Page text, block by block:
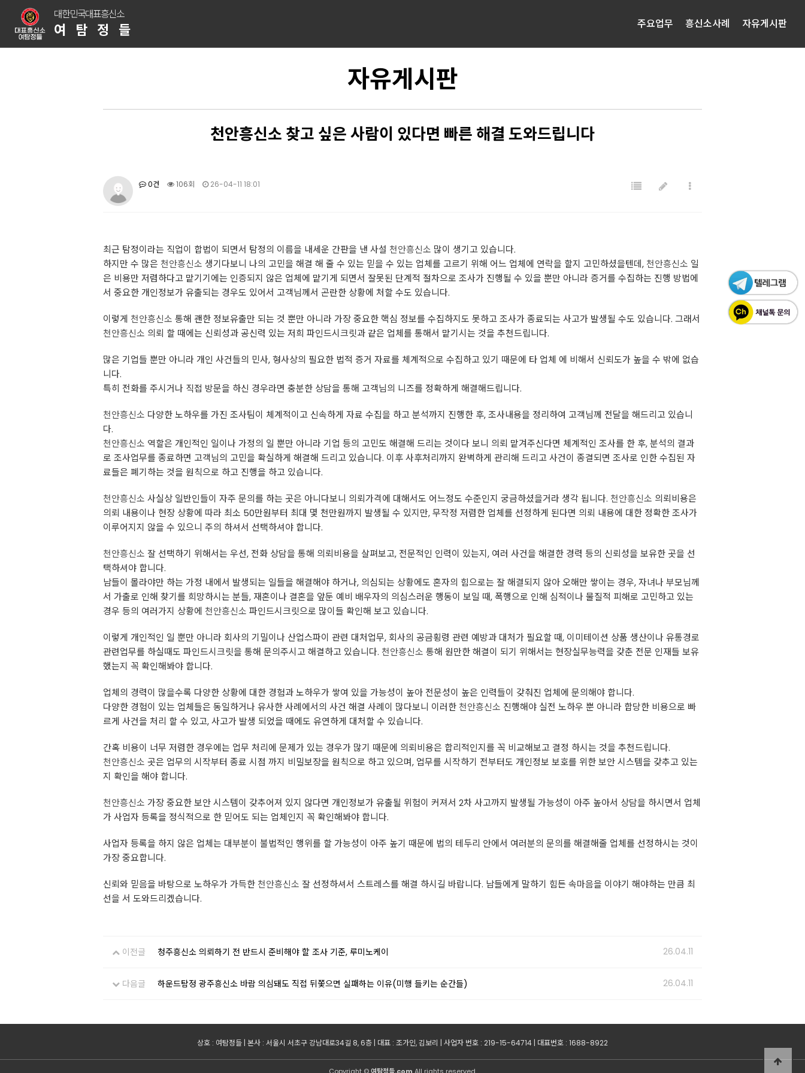
대한민국대표흥신소
여탐정들 주요업무 흥신소사례 자유게시판
자유게시판
천안흥신소 찾고 싶은 사람이 있다면 빠른 해결 도와드립니다
0건 106회 26-04-11 18:01
최근 탐정이라는 직업이 합법이 되면서 탐정의 이름을 내세운 간판을 낸 사설 천안흥신소 많이 생기고 있습니다.
하지만 수 많은 천안흥신소 생기다보니 나의 고민을 해결 해 줄 수 있는 믿을 수 있는 업체를 고르기 위해 어느 업체에 연락을 할지 고민하셨을텐데, 천안흥신소 일
은 비용만 저렴하다고 맡기기에는 인증되지 않은 업체에 맡기게 되면서 잘못된 단계적 절차으로 조사가 진행될 수 있을 뿐만 아니라 증거를 수집하는 진행 방법에
서 중요한 개인정보가 유출되는 경우도 있어서 고객님께서 곤란한 상황에 처할 수도 있습니다.
이렇게 천안흥신소 통해 괜한 정보유출만 되는 것 뿐만 아니라 가장 중요한 핵심 정보를 수집하지도 못하고 조사가 종료되는 사고가 발생될 수도 있습니다. ​그래서
천안흥신소 의뢰 할 때에는 신뢰성과 공신력 있는 저희 파인드시크릿과 같은 업체를 통해서 맡기시는 것을 추천드립니다.
많은 ​기업들 뿐만 아니라 개인 사건들의 민사, 형사상의 필요한 법적 증거 자료를 체계적으로 수집하고 있기 때문에 타 업체 에 비해서 신뢰도가 높을 수 밖에 없습
니다.
특히 전화를 주시거나 직접 방문을 하신 경우라면 충분한 상담을 통해 고객님의 니즈를 정확하게 해결해드립니다.
천안흥신소 다양한 노하우를 가진 조사팀이 체계적이고 신속하게 자료 수집을 하고 분석까지 진행한 후, 조사내용을 정리하여 고객님께 전달을 해드리고 있습니
다.
천안흥신소 역할은 개인적인 일이나 가정의 일 뿐만 아니라 기업 등의 고민도 해결해 드리는 것이다 보니 의뢰 맡겨주신다면 체계적인 조사를 한 후, 분석의 결과
로 조사업무를 종료하면 고객님의 고민을 확실하게 해결해 드리고 있습니다. 이후 사후처리까지 완벽하게 관리해 드리고 사건이 종결되면 조사로 인한 수집된 자
료들은 폐기하는 것을 원칙으로 하고 진행을 하고 있습니다.
천안흥신소 사실상 일반인들이 자주 문의를 하는 곳은 아니다보니 의뢰가격에 대해서도 어느정도 수준인지 궁금하셨을거라 생각 됩니다. 천안흥신소 의뢰비용은
의뢰 내용이나 현장 상황에 따라 최소 50만원부터 최대 몇 천만원까지 발생될 수 있지만, 무작정 저렴한 업체를 선정하게 된다면 의뢰 내용에 대한 정확한 조사가
이루어지지 않을 수 있으니 주의 하셔서 선택하셔야 합니다.
천안흥신소 잘 선택하기 위해서는 우선, 전화 상담을 통해 의뢰비용을 살펴보고, 전문적인 인력이 있는지, 여러 사건을 해결한 경력 등의 신뢰성을 보유한 곳을 선
택하셔야 합니다.
남들이 몰라야만 하는 ​가정 내에서 발생되는 일들을 해결해야 하거나, 의심되는 상황에도 혼자의 힘으로는 잘 해결되지 않아 오해만 쌓이는 경우, 자녀나 부모님께
서 가출로 인해 찾기를 희망하시는 분들, ​재혼이나 결혼을 앞둔 예비 배우자의 의심스러운 행동이 보일 때, 폭행으로 인해 심적이나 물질적 피해로 고민하고 있는
경우 등의 여러가지 상황에 천안흥신소 파인드시크릿으로 많이들 확인해 보고 있습니다.
이렇게 개인적인 일 뿐만 아니라 ​회사의 기밀이나 산업스파이 관련 대처업무, 회사의 공금횡령 관련 예방과 대처가 필요할 때, 이미테이션 상품 생산이나 유통경로
관련업무를 하실때도 파인드시크릿을 통해 문의주시고 해결하고 있습니다. 천안흥신소 통해 원만한 해결이 되기 위해서는 현장실무능력을 갖춘 전문 인재들 보유
했는지 꼭 확인해봐야 합니다.
업체의 경력이 많을수록 다양한 상황에 대한 경험과 노하우가 쌓여 있을 가능성이 높아 전문성이 높은 인력들이 갖춰진 업체에 문의해야 합니다.
​다양한 경험이 있는 업체들은 동일하거나 유사한 사례에서의 사건 해결 사례이 많다보니 이러한 천안흥신소 진행해야 실전 노하우 뿐 아니라 합당한 비용으로 빠
르게 사건을 처리 할 수 있고, 사고가 발생 되었을 때에도 유연하게 대처할 수 있습니다.
간혹 비용이 너무 저렴한 경우에는 업무 처리에 문제가 있는 경우가 많기 때문에 의뢰비용은 합리적인지를 꼭 비교해보고 결정 하시는 것을 추천드립니다.
천안흥신소 곳은 업무의 시작부터 종료 시점 까지 비밀보장을 원칙으로 하고 있으며, 업무를 시작하기 전부터도 개인정보 보호를 위한 보안 시스템을 갖추고 있는
지 확인을 해야 합니다.
천안흥신소 가장 중요한 보안 시스템이 갖추어져 있지 않다면 개인정보가 유출될 위험이 커져서 2차 사고까지 발생될 가능성이 아주 높아서 상담을 하시면서 업체
가 사업자 등록을 정식적으로 한 믿어도 되는 업체인지 꼭 확인해봐야 합니다.
사업자 등록을 하지 않은 업체는 대부분이 불법적인 행위를 할 가능성이 아주 높기 때문에 법의 테두리 안에서 여러분의 문의를 해결해줄 업체를 선정하시는 것이
가장 중요합니다.
신뢰와 믿음을 바탕으로 노하우가 가득한 천안흥신소 잘 선정하셔서 스트레스를 해결 하시길 바랍니다. 남들에게 말하기 힘든 속마음을 이야기 해야하는 만큼 최
선을 서 도와드리겠습니다.
이전글 청주흥신소 의뢰하기 전 반드시 준비해야 할 조사 기준, 루미노케이 26.04.11
다음글 하운드탐정 광주흥신소 바람 의심돼도 직접 뒤쫓으면 실패하는 이유(미행 들키는 순간들) 26.04.11
상호 : 여탐정들 | 본사 : 서울시 서초구 강남대로34길 8, 6층 | 대표 : 조가인, 김보리 | 사업자 번호 : 219-15-64714 | 대표번호 : 1688-8922